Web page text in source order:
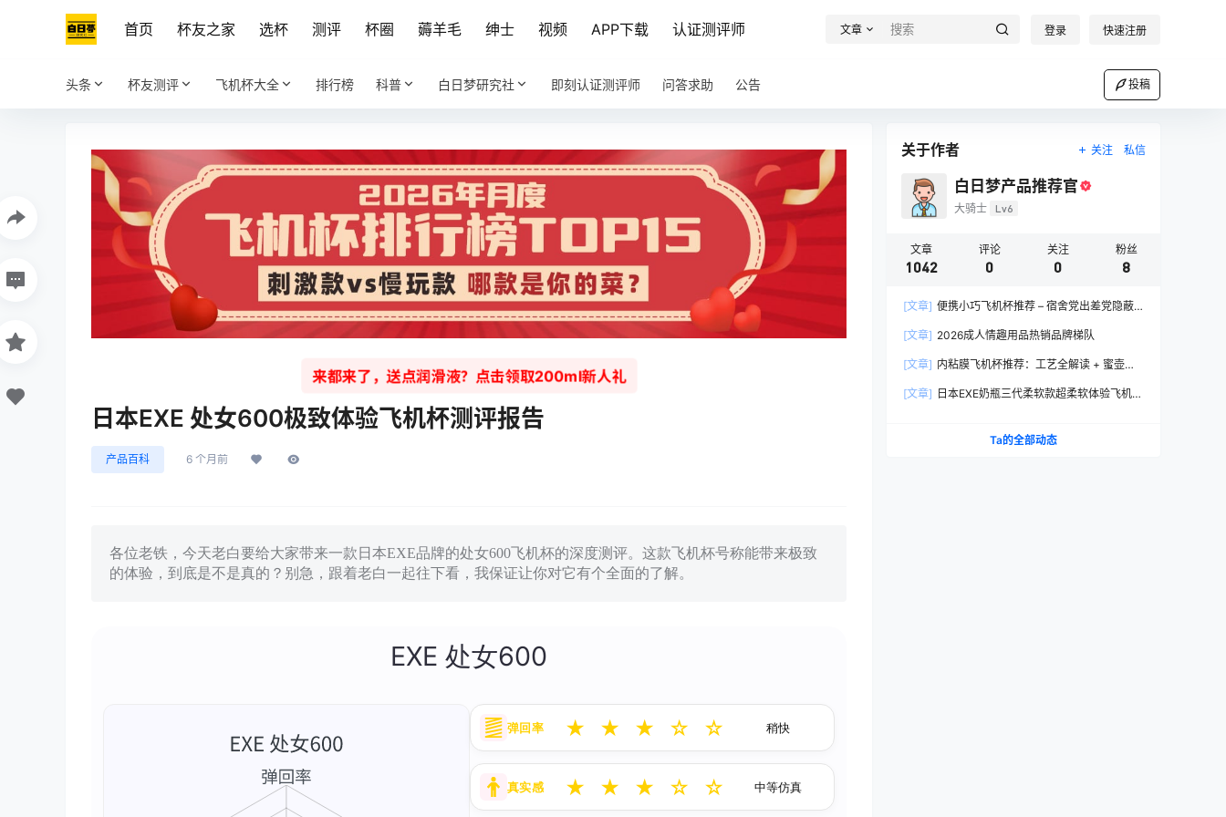
首页 杯友之家 选杯 测评 杯圈 薅羊毛 绅士 视频 APP下载 认证测评师 文章 登录 快速注册
头条 杯友测评 飞机杯大全 排行榜 科普 白日梦研究社 即刻认证测评师 问答求助 公告 投稿
来都来了，送点润滑液？点击领取200ml新人礼
日本EXE 处女600极致体验飞机杯测评报告
产品百科 6 个月前
各位老铁，今天老白要给大家带来一款日本EXE品牌的处女600飞机杯的深度测评。这款飞机杯号称能带来极致
的体验，到底是不是真的？别急，跟着老白一起往下看，我保证让你对它有个全面的了解。
EXE 处女600
弹回率 ★ ★ ★ ☆ ☆ 稍快
真实感 ★ ★ ★ ☆ ☆ 中等仿真
关于作者 关注 私信
白日梦产品推荐官
大骑士 Lv6
文章
1042
评论
0
关注
0
粉丝
8
[文章] 便携小巧飞机杯推荐 – 宿舍党出差党隐蔽
[文章] 2026成人情趣用品热销品牌梯队
[文章] 内粘膜飞机杯推荐：工艺全解读 + 蜜壶香
[文章] 日本EXE奶瓶三代柔软款超柔软体验飞机杯
Ta的全部动态